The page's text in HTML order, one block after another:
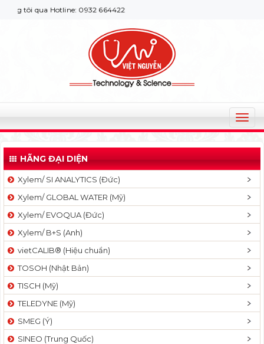
qua Hotline: 0932 664422
T
o
g
l
v
a
t
n
HÃNG ĐẠI DIỆN
Xylem/ SI ANALYTICS (Đức)
Xylem/ GLOBAL WATER (Mỹ)
Xylem/ EVOQUA (Đức)
Xylem/ B+S (Anh)
vietCALIB® (Hiệu chuẩn)
TOSOH (Nhật Bản)
TISCH (Mỹ)
TELEDYNE (Mỹ)
SMEG (Ý)
SINEO (Trung Quốc)